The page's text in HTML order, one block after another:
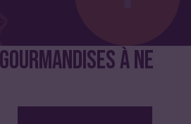
naturelles, gomme d’acacia et
À NE